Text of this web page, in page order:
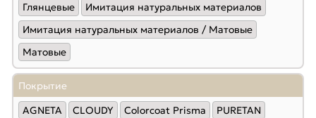
Глянцевые
Имитация натуральных материалов
Имитация натуральных материалов / Матовые
Матовые
Покрытие
AGNETA
CLOUDY Colorcoat Prisma
PURETAN